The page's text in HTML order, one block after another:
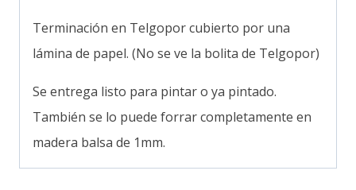
Terminación en Telgopor cubierto por una
lámina de papel. (No se ve la bolita de Telgopor)
Se entrega listo para pintar o ya pintado.
También se lo puede forrar completamente en
madera balsa de 1mm.